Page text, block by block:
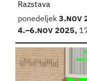
Razstava
ponedeljek3. NOV
4.–6. NOV2025,